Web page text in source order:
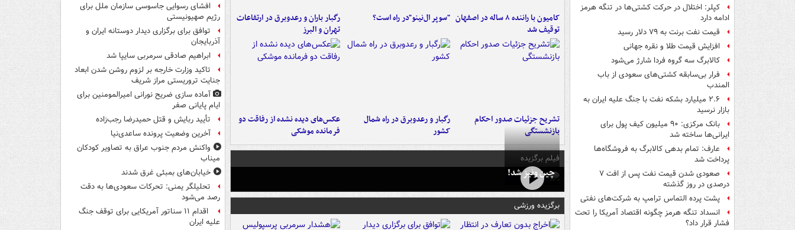
کپلر: اختلال در حرکت کشتی‌ها در تنگه هرمز
ادامه دارد
قیمت نفت برنت به ۷۹ دلار رسید
افزایش قیمت طلا و نقره جهانی
کالابرگ سه گروه فردا شارژ می‌شود
فرار بی‌سابقه کشتی‌های سعودی از باب
المندب
۲.۶ میلیارد بشکه نفت با جنگ علیه ایران به
بازار نرسید
بانک مرکزی: ۹۰ میلیون کیف پول برای
ایرانی‌ها ساخته شد
عارف: تمام بدهی کالابرگ به فروشگاه‌ها
پرداخت شد
صعودی شدن قیمت نفت پس از افت ۷
درصدی در روز گذشته
پشت پرده التماس ترامپ به شرکت‌های نفتی
انسداد تنگه هرمز چگونه اقتصاد آمریکا را تحت
فشار قرار داد؟
کامیون با راننده ۸ ساله در اصفهان
توقیف شد
"سوپر ال‌نینو"در راه است؟
رگبار باران و رعدوبرق در ارتفاعات
تهران و البرز
تشریح جزئیات صدور احکام
بازنشستگی
رگبار و رعدوبرق در راه شمال
کشور
عکس‌های دیده نشده از رفاقت دو
فرمانده‌ موشکی
فیلم برگزیده
چین ونیز شد!
برگزیده ورزشی
افشای رسوایی جاسوسی سازمان ملل برای
رژیم صهیونیستی
توافق برای برگزاری دیدار دوستانه ایران و
آذربایجان
ابراهیم صادقی سرمربی سایپا شد
تاکید وزارت خارجه بر لزوم روشن شدن ابعاد
جنایت تروریستی مراز شریف
آماده سازی ضریح نورانی امیرالمومنین برای
ایام پایانی صفر
تأیید ربایش و قتل حمیدرضا رجب‌زاده
آخرین وضعیت پرونده ساعدی‌نیا
واکنش مردم جنوب عراق به تصاویر کودکان
میناب
خیابان‌های بمبئی غرق شدند
تحلیلگر یمنی: تحرکات سعودی‌ها به دقت
رصد می‌شود
اقدام ۱۱ سناتور آمریکایی برای توقف جنگ
علیه ایران